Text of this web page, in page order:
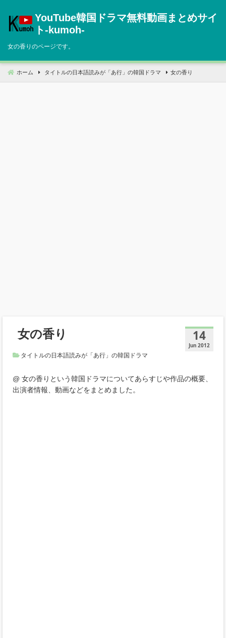
へ
動
YouTube韓国ドラマ無料動画まとめサイ
ト‐kumoh‐
女の香りのページです。
ホーム タイトルの日本語読みが「あ行」の韓国ドラマ 女の香り
14
Jun 2012
女の香り
タイトルの日本語読みが「あ行」の韓国ドラマ
@ 女の香りという韓国ドラマについてあらすじや作品の概要、
出演者情報、動画などをまとめました。